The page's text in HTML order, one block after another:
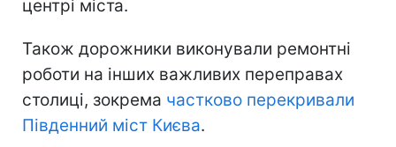
центрі міста.
Також дорожники виконували ремонтні
роботи на інших важливих переправах
столиці, зокрема частково перекривали
Південний міст Києва.